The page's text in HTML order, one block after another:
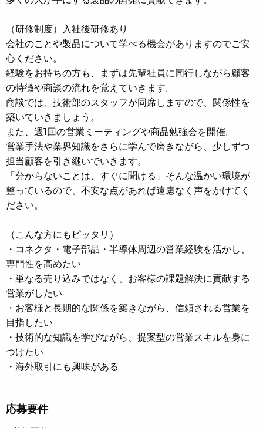
（研修制度）入社後研修あり
会社のことや製品について学べる機会がありますのでご安
心ください。
経験をお持ちの方も、まずは先輩社員に同行しながら顧客
の特徴や商談の流れを覚えていきます。
商談では、技術部のスタッフが同席しますので、関係性を
築いていきましょう。
また、週1回の営業ミーティングや商品勉強会を開催。
営業手法や業界知識をさらに学んで磨きながら、少しずつ
担当顧客を引き継いでいきます。
「分からないことは、すぐに聞ける」そんな温かい環境が
整っているので、不安な点があれば遠慮なく声をかけてく
ださい。
（こんな方にもピッタリ）
・コネクタ・電子部品・半導体周辺の営業経験を活かし、
専門性を高めたい
・単なる売り込みではなく、お客様の課題解決に貢献する
営業がしたい
・お客様と長期的な関係を築きながら、信頼される営業を
目指したい
・技術的な知識を学びながら、提案型の営業スキルを身に
つけたい
・海外取引にも興味がある
応募要件